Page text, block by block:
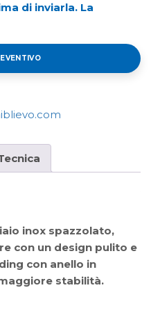
di inviarla. La
inox spazzolato,
con un design pulito e
con anello in
stabilità.